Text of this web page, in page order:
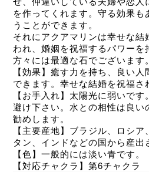
を作ってくれます。守る効果
うことができます。
それにアクアマリンは幸せな結
われ、婚姻を祝福するパワー
方々には最適な石でございます。
【効果】癒す力を持ち、良い 人
できます。幸せな結婚を祝福さ
【お手入れ】太陽光に弱いで
避け下さい。水との相性は良い
勧めします。
【主要産地】ブラジル、ロシ
タン、インドなどの国から産出
【色】一般的には淡い青です。
【対応チャクラ】第6チャクラ